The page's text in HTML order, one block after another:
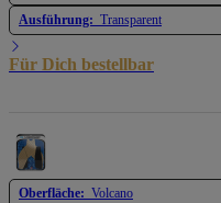
Ausführung: Transparent
Für Dich bestellbar
Oberfläche: Volcano